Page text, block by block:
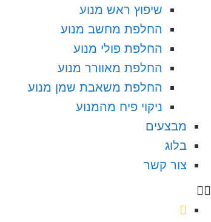
שיפוץ ראש מנוע
החלפת מחשב מנוע
החלפת פולי מנוע
החלפת מאוורר מנוע
החלפת משאבת שמן מנוע
ניקוי פיח מהמנוע
מבצעים
בלוג
צור קשר